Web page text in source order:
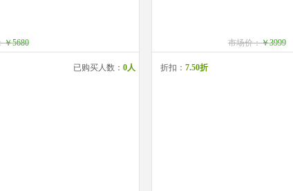
￥5680
已购买人数： 0人
市场价：￥3999
折扣： 7.50折